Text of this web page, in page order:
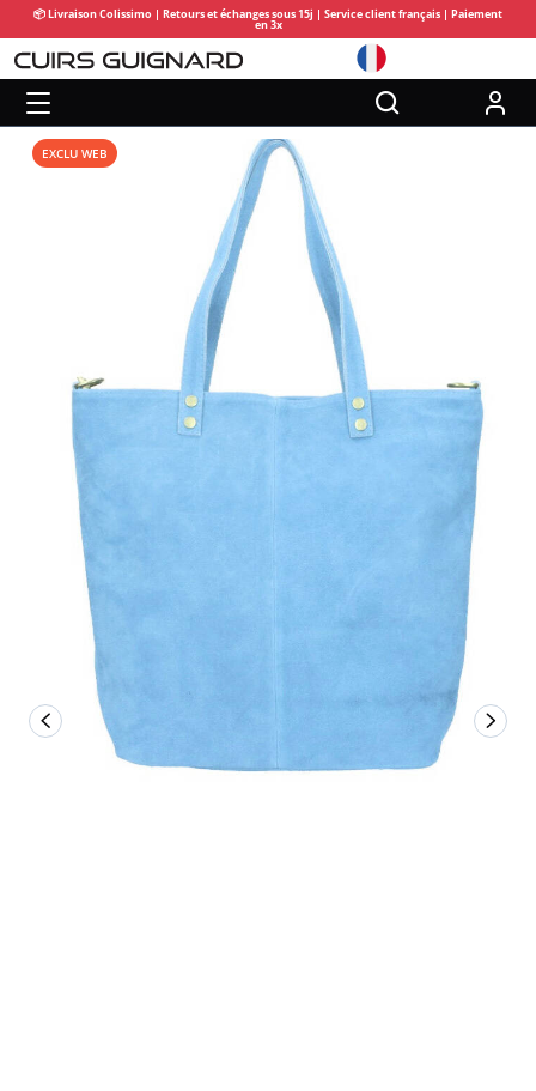
📦 Livraison Colissimo | Retours et échanges sous 15j | Service client français | Paiement
en 3x
EXCLU WEB